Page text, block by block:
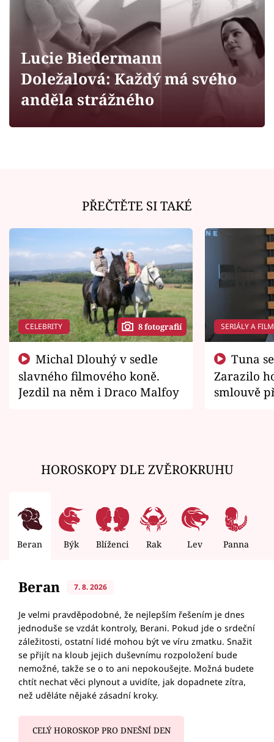
Sledujte prima+
Filmový festival Karlovy Vary
Pořady
Lucie Biedermann
Doležalová: Každý má svého
anděla strážného
PŘEČTĚTE SI TAKÉ
CELEBRITY 8 fotografií
slavného filmového koně.
Jezdil na něm i Draco Malfoy
SERIÁLY A
Zarazilo
smlouvě
HOROSKOPY DLE ZVĚROKRUHU
Beran Býk Blíženci Rak Lev Panna
Beran 7. 8. 2026
Je velmi pravděpodobné, že nejlepším řešením je dnes
jednoduše se vzdát kontroly, Berani. Pokud jde o srdeční
záležitosti, ostatní lidé mohou být ve víru zmatku. Snažit
se přijít na kloub jejich duševnímu rozpoložení bude
nemožné, takže se o to ani nepokoušejte. Možná budete
chtít nechat věci plynout a uvidíte, jak dopadnete zítra,
než uděláte nějaké zásadní kroky.
CELÝ HOROSKOP PRO DNEŠNÍ DEN